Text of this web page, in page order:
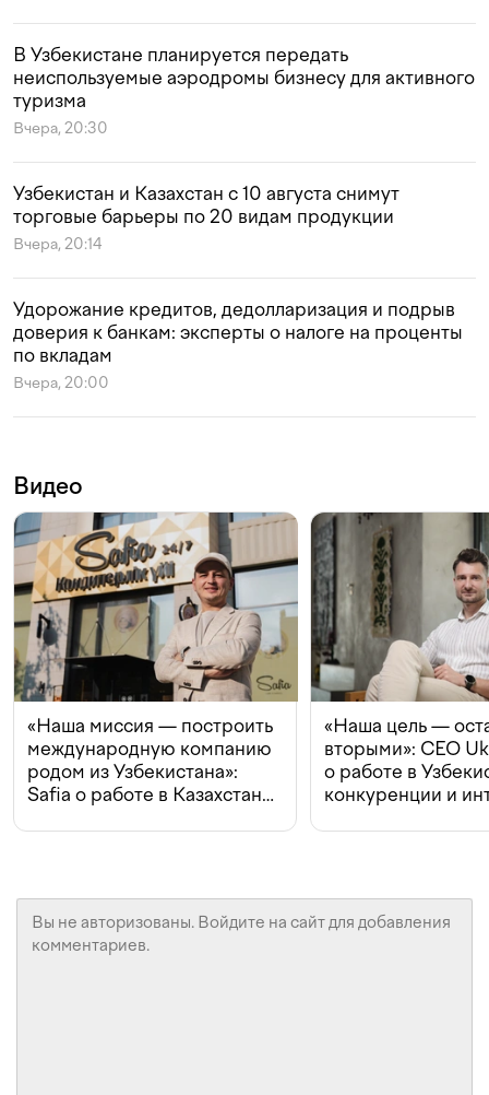
В Узбекистане планируется передать
неиспользуемые аэродромы бизнесу для активного
туризма
Вчера, 20:30
Узбекистан и Казахстан с 10 августа снимут
торговые барьеры по 20 видам продукции
Вчера, 20:14
Удорожание кредитов, дедолларизация и подрыв
доверия к банкам: эксперты о налоге на проценты
по вкладам
Вчера, 20:00
Видео
«Наша миссия — построить
международную компанию
родом из Узбекистана»:
Safia о работе в Казахстане,
«Наша цель —
вторыми»: CEO
о работе в
конкуренции и